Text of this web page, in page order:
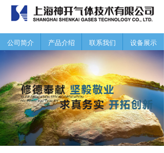
公司简介 产品介绍 联系我们 设备展示